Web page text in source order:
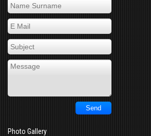
Photo Gallery